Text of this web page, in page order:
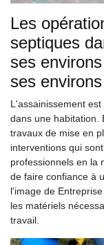
Les
septiques
ses
ses environs
L'assainissement
dans une habitation.
travaux de mise en
interventions qui
professionnels en la
de faire confiance à
l'image de
les matériels
travail.